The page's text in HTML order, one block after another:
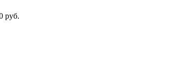
руб.